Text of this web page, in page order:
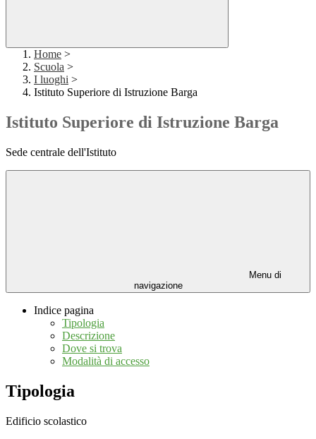
Home >
Scuola >
I luoghi >
Istituto Superiore di Istruzione Barga
Istituto Superiore di Istruzione Barga
Sede centrale dell'Istituto
Menu di
navigazione
Indice pagina
Tipologia
Descrizione
Dove si trova
Modalità di accesso
Tipologia
Edificio scolastico